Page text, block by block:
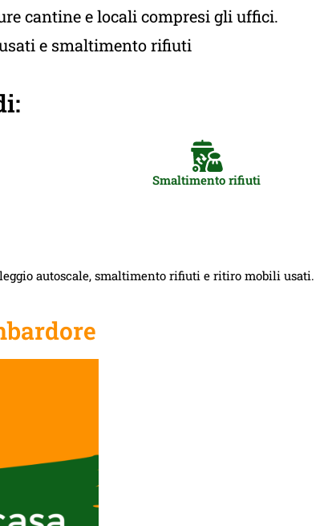
cantine e locali compresi gli uffici.
e smaltimento rifiuti
Smaltimento rifiuti
autoscale, smaltimento rifiuti e ritiro mobili usati.